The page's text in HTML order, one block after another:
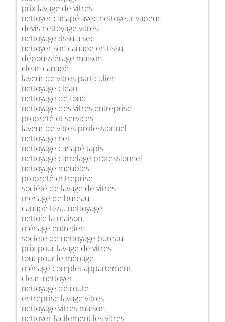
prix lavage de vitres
nettoyer canapé avec nettoyeur vapeur
devis nettoyage vitres
nettoyage tissu a sec
nettoyer son canape en tissu
dépoussiérage maison
clean canapé
laveur de vitres particulier
nettoyage clean
nettoyage de fond
nettoyage des vitres entreprise
propreté et services
laveur de vitres professionnel
nettoyage net
nettoyage canapé tapis
nettoyage carrelage professionnel
nettoyage meubles
propreté entreprise
société de lavage de vitres
menage de bureau
canapé tissu nettoyage
nettoie la maison
ménage entretien
societe de nettoyage bureau
prix pour lavage de vitres
tout pour le ménage
ménage complet appartement
clean nettoyer
nettoyage de route
entreprise lavage vitres
nettoyage vitres maison
nettoyer facilement les vitres